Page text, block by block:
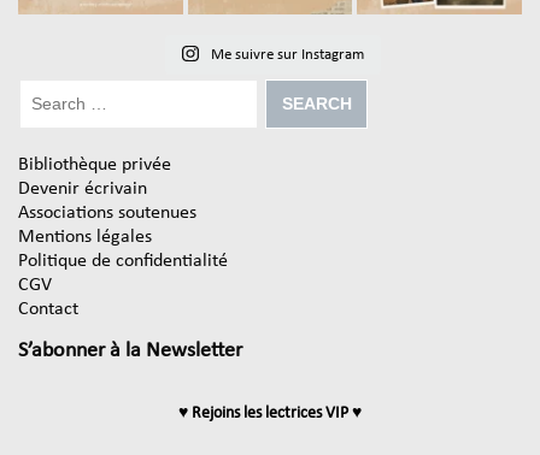
Me suivre sur Instagram
Bibliothèque privée
Devenir écrivain
Associations soutenues
Mentions légales
Politique de confidentialité
CGV
Contact
S’abonner à la Newsletter
♥ Rejoins les lectrices VIP ♥